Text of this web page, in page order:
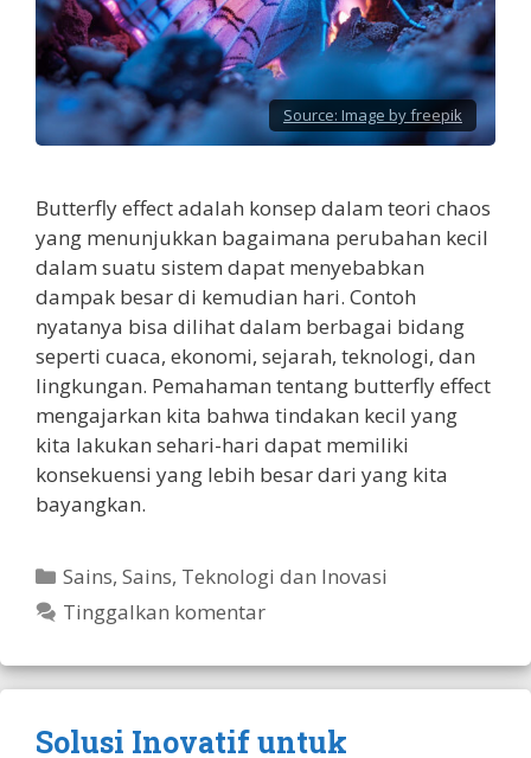
Source: Image by freepik
Butterfly effect adalah konsep dalam teori chaos
yang menunjukkan bagaimana perubahan kecil
dalam suatu sistem dapat menyebabkan
dampak besar di kemudian hari. Contoh
nyatanya bisa dilihat dalam berbagai bidang
seperti cuaca, ekonomi, sejarah, teknologi, dan
lingkungan. Pemahaman tentang butterfly effect
mengajarkan kita bahwa tindakan kecil yang
kita lakukan sehari-hari dapat memiliki
konsekuensi yang lebih besar dari yang kita
bayangkan.
Kategori
Sains,Sains, Teknologi dan Inovasi
Tinggalkan komentar
Solusi Inovatif untuk